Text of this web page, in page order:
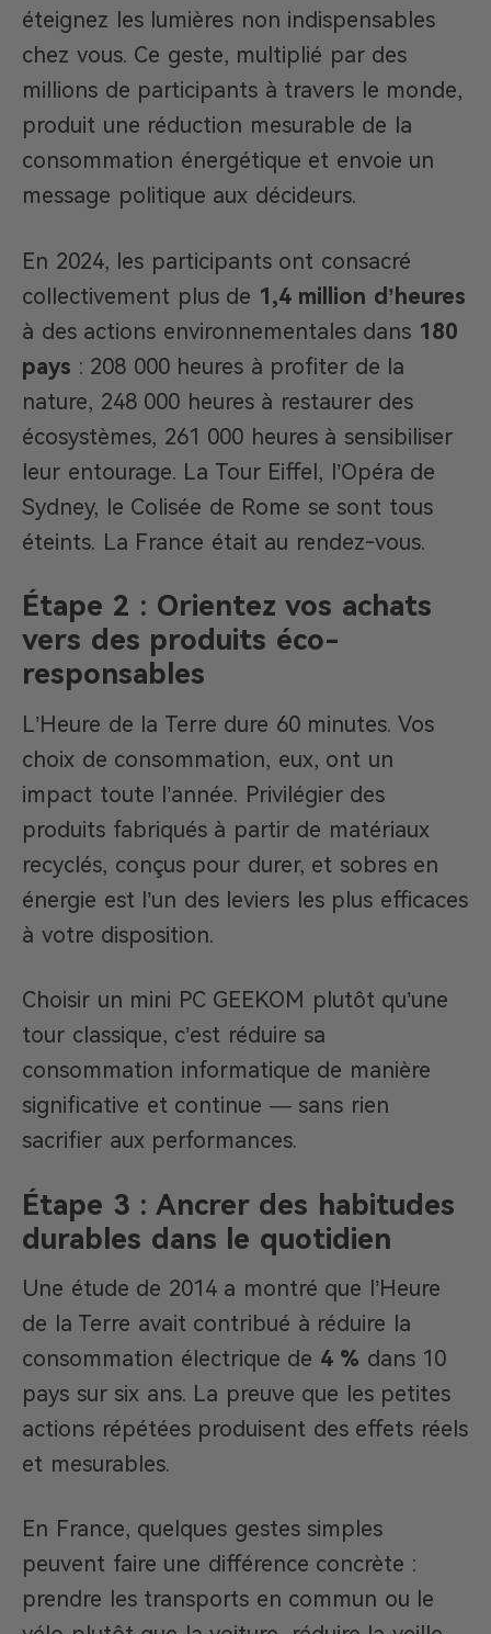
éteignez les lumières non indispensables
chez vous. Ce geste, multiplié par des
millions de participants à travers le monde,
produit une réduction mesurable de la
consommation énergétique et envoie un
message politique aux décideurs.
En 2024, les participants ont consacré
collectivement plus de 1,4 million d’heures
à des actions environnementales dans 180
pays : 208 000 heures à profiter de la
nature, 248 000 heures à restaurer des
écosystèmes, 261 000 heures à sensibiliser
leur entourage. La Tour Eiffel, l’Opéra de
Sydney, le Colisée de Rome se sont tous
éteints. La France était au rendez-vous.
Étape 2 : Orientez vos achats
vers des produits éco-
responsables
L’Heure de la Terre dure 60 minutes. Vos
choix de consommation, eux, ont un
impact toute l’année. Privilégier des
produits fabriqués à partir de matériaux
recyclés, conçus pour durer, et sobres en
énergie est l’un des leviers les plus efficaces
à votre disposition.
Choisir un mini PC GEEKOM plutôt qu’une
tour classique, c’est réduire sa
consommation informatique de manière
significative et continue — sans rien
sacrifier aux performances.
Étape 3 : Ancrer des habitudes
durables dans le quotidien
Une étude de 2014 a montré que l’Heure
de la Terre avait contribué à réduire la
consommation électrique de 4 % dans 10
pays sur six ans. La preuve que les petites
actions répétées produisent des effets réels
et mesurables.
En France, quelques gestes simples
peuvent faire une différence concrète :
prendre les transports en commun ou le